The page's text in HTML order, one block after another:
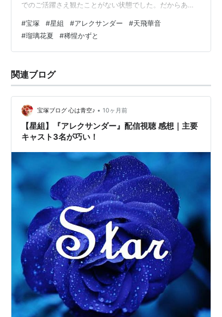
でのご活躍さえ観たことがない状態でした。だからあま
たのですが……
#宝塚 #星組 #アレクサンダー #天飛華音
#瑠璃花夏 #稀惺かずと
関連ブログ
宝塚ブログ 心は青空♪ • 10ヶ月前
【星組】『アレクサンダー』配信視聴 感想｜主要
キャスト3名が巧い！